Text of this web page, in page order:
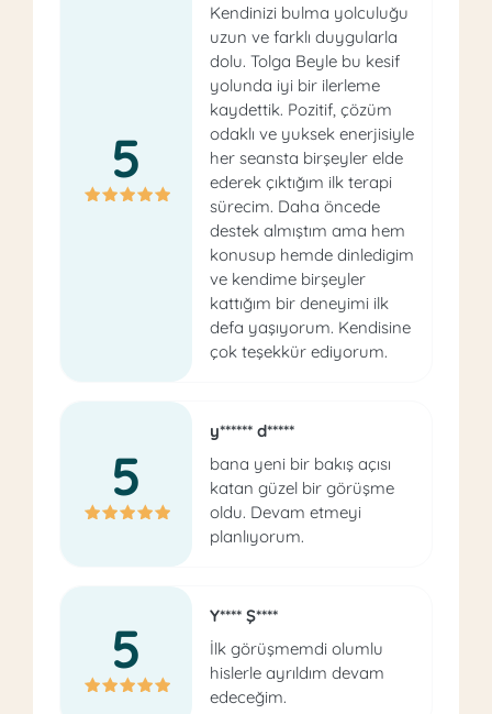
5
Kendinizi bulma yolculuğu
uzun ve farklı duygularla
dolu. Tolga Beyle bu kesif
yolunda iyi bir ilerleme
kaydettik. Pozitif, çözüm
odaklı ve yuksek enerjisiyle
her seansta birşeyler elde
ederek çıktığım ilk terapi
sürecim. Daha öncede
destek almıştım ama hem
konusup hemde dinledigim
ve kendime birşeyler
kattığım bir deneyimi ilk
defa yaşıyorum. Kendisine
çok teşekkür ediyorum.
5
y****** d*****
bana yeni bir bakış açısı
katan güzel bir görüşme
oldu. Devam etmeyi
planlıyorum.
5
Y**** Ş****
İlk görüşmemdi olumlu
hislerle ayrıldım devam
edeceğim.